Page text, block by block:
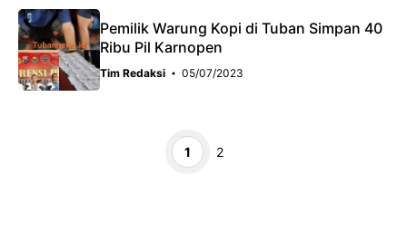
Pemilik Warung Kopi di Tuban Simpan 40
Ribu Pil Karnopen
Tim Redaksi 05/07/2023
Page
1 Page
2